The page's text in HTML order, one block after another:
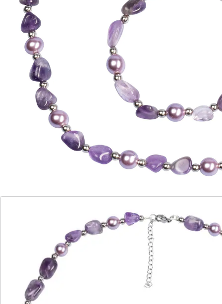
Amethyst-Quarzen, Muschelkernperlen und
versilberten Zwischenkugeln. Der Amethyst wird oft als
„Stein der Ruhe“ bezeichnet und soll die Fähigkeit
haben, Stress abzubauen und eine tiefe innere
Gelassenheit zu fördern. Die Kette ist mit einem
kleinen Karabiner versehen und längenverstellbar.
Details
Hinweise & Hersteller